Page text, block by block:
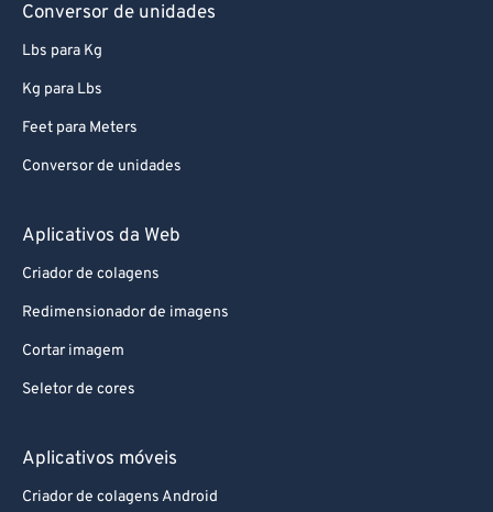
Conversor de unidades
Lbs para Kg
Kg para Lbs
Feet para Meters
Conversor de unidades
Aplicativos da Web
Criador de colagens
Redimensionador de imagens
Cortar imagem
Seletor de cores
Aplicativos móveis
Criador de colagens Android